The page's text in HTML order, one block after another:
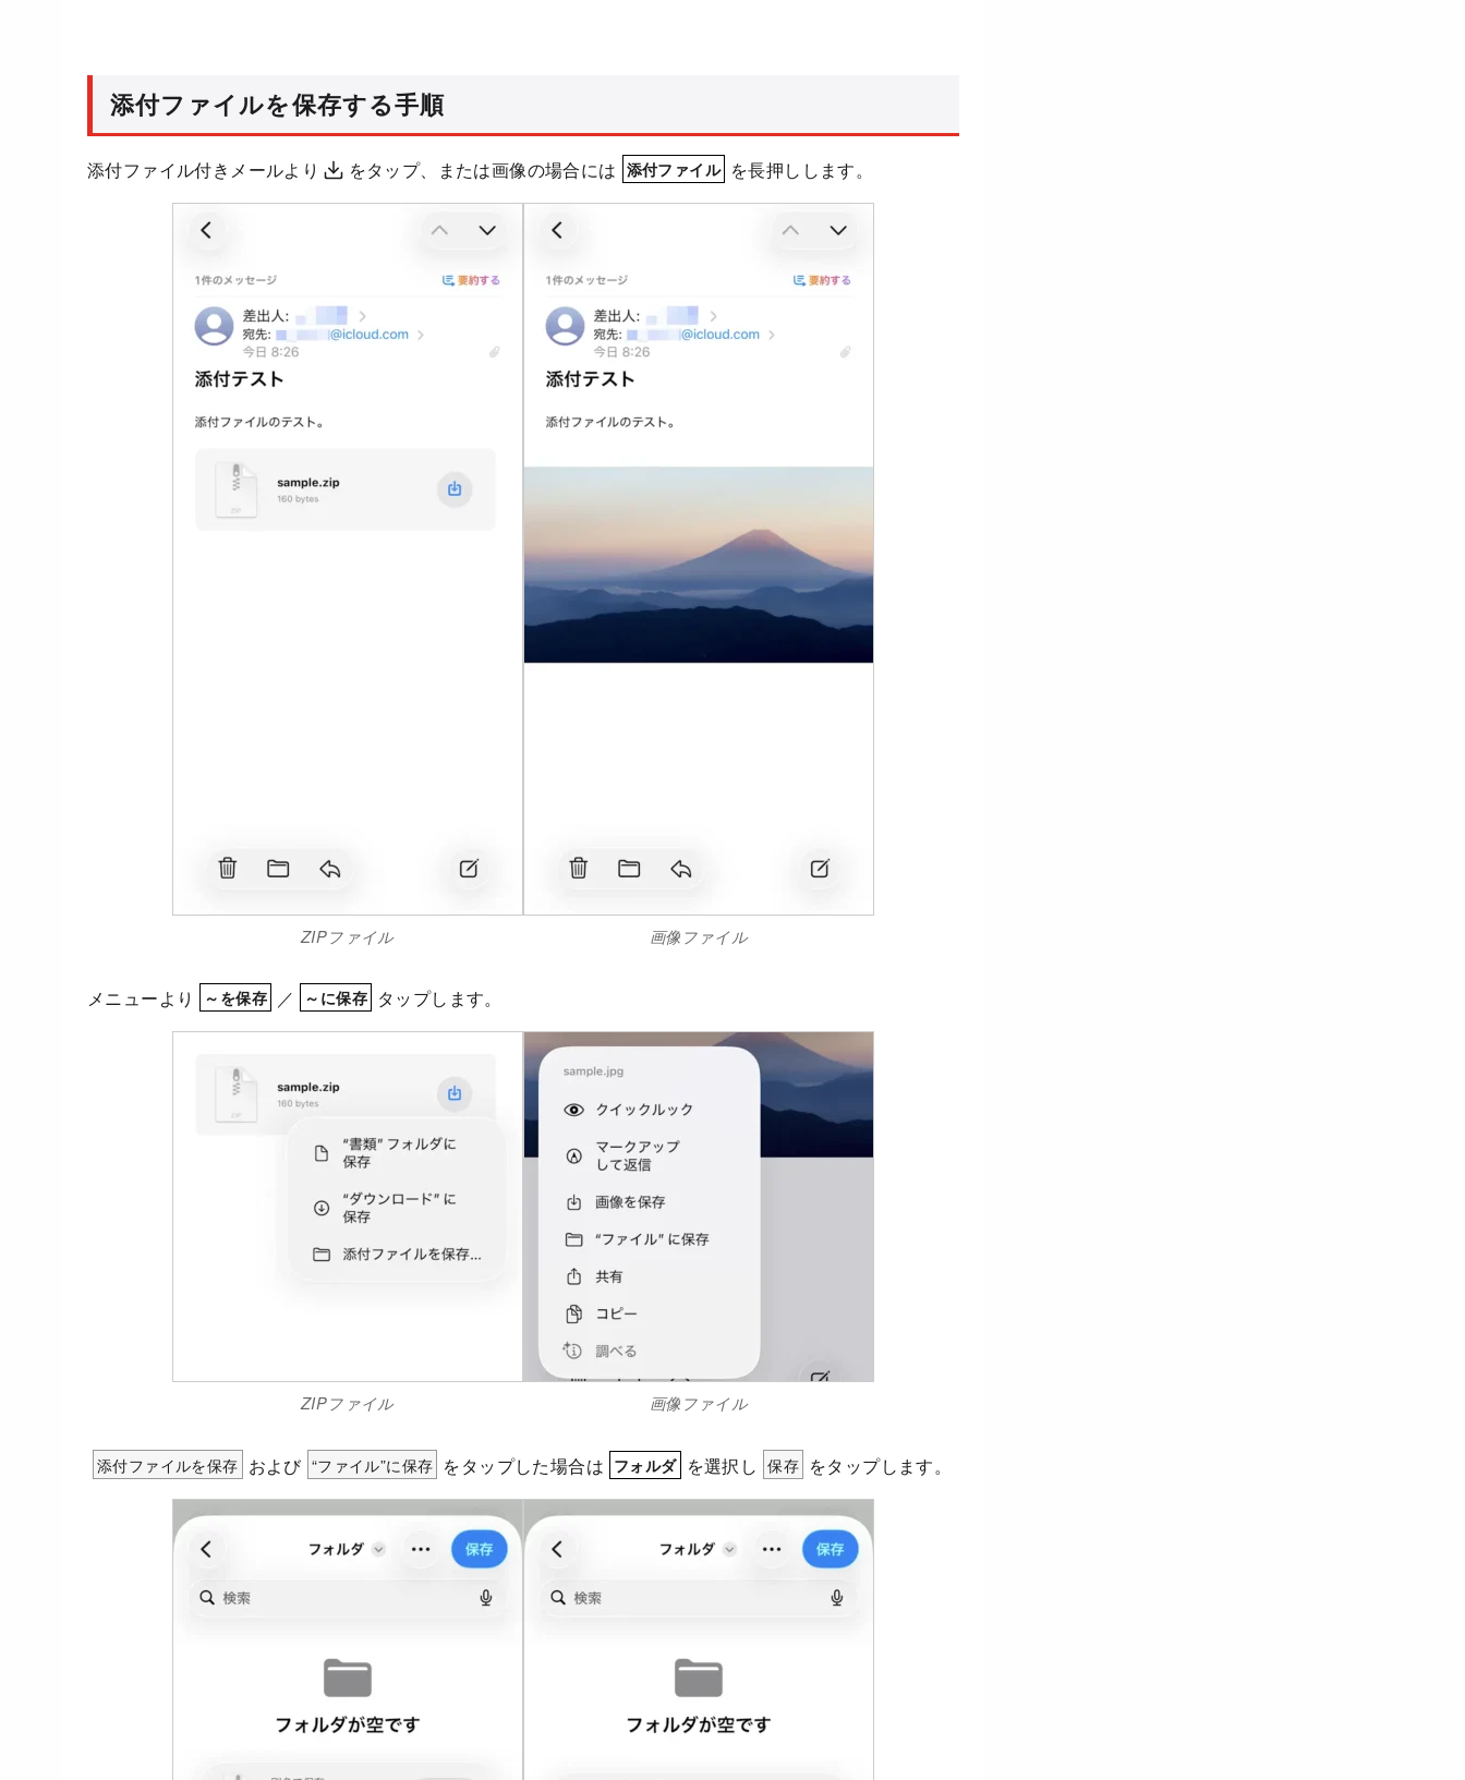
添付ファイルを保存する手順
添付ファイル付きメールより をタップ、または画像の場合には 添付ファイル を長押しします。
ZIPファイル 画像ファイル
メニューより ～を保存 ／ ～に保存 タップします。
ZIPファイル 画像ファイル
添付ファイルを保存 および “ファイル”に保存 をタップした場合は フォルダ を選択し 保存 をタップします。